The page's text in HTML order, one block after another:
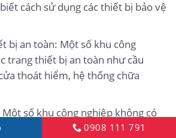
cách sử dụng các thiết bị bảo vệ
bị an toàn: Một số khu công
trang thiết bị an toàn như cầu
thoát hiểm, hệ thống chữa
số khu công nghiệp không có
an toàn lao động hoặc giám sát
0908 111 791